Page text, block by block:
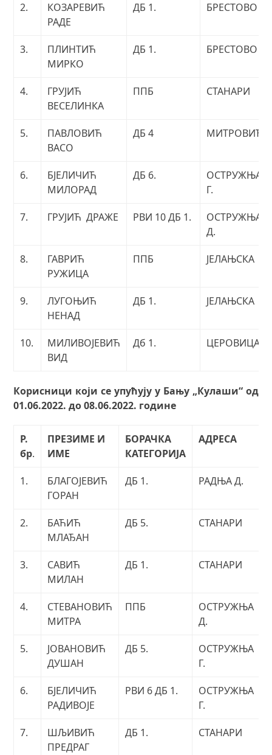
2.
КОЗАРЕВИЋ
РАДЕ
ДБ 1. БРЕСТОВО
3.
ПЛИНТИЋ
МИРКО
ДБ 1. БРЕСТОВО
4.
ГРУЈИЋ
ВЕСЕЛИНКА
ППБ СТАНАРИ
5.
ПАВЛОВИЋ
ВАСО
ДБ 4 МИТРОВИЋИ
6.
БЈЕЛИЧИЋ
МИЛОРАД
ДБ 6.
ОСТРУЖЊА
Г.
7. ГРУЈИЋ ДРАЖЕ РВИ 10 ДБ 1.
ОСТРУЖЊА
Д.
8.
ГАВРИЋ
РУЖИЦА
ППБ ЈЕЛАЊСКА
9.
ЛУГОЊИЋ
НЕНАД
ДБ 1. ЈЕЛАЊСКА
10.
МИЛИВОЈЕВИЋ
ВИД
Дб 1. ЦЕРОВИЦА
Корисници који се упућују у Бању „Кулаши“ од
01.06.2022. до 08.06.2022. године
Р.
бр.
ПРЕЗИМЕ И
ИМЕ
БОРАЧКА
КАТЕГОРИЈА
АДРЕСА
1.
БЛАГОЈЕВИЋ
ГОРАН
ДБ 1. РАДЊА Д.
2.
БАЋИЋ
МЛАЂАН
ДБ 5. СТАНАРИ
3.
САВИЋ
МИЛАН
ДБ 1. СТАНАРИ
4.
СТЕВАНОВИЋ
МИТРА
ППБ
ОСТРУЖЊА
Д.
5.
ЈОВАНОВИЋ
ДУШАН
ДБ 5.
ОСТРУЖЊА
Г.
6.
БЈЕЛИЧИЋ
РАДИВОЈЕ
РВИ 6 ДБ 1.
ОСТРУЖЊА
Г.
7.
ШЉИВИЋ
ПРЕДРАГ
ДБ 1. СТАНАРИ